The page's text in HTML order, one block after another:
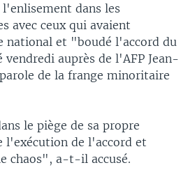
dans les
avec ceux qui avaient
national et "boudé l'accord du
auprès de l'AFP Jean-
de la frange minoritaire
le piège de sa propre
l'exécution de l'accord et
chaos", a-t-il accusé.